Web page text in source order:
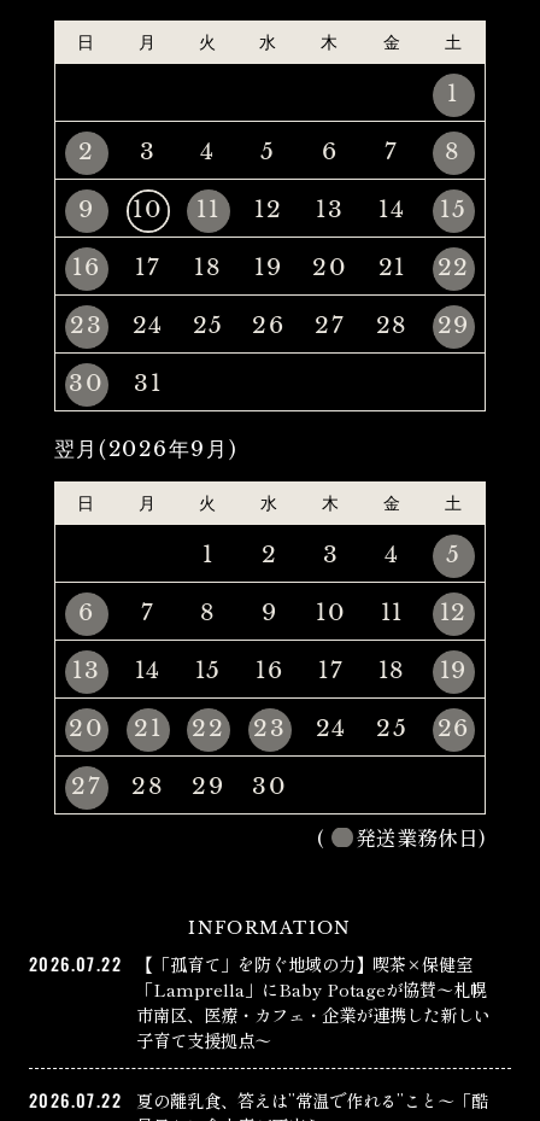
日 月 火 水 木 金 土
1
2
3 4 5 6 7
8
9
10 11 12 13 14
15
16
17 18 19 20 21
22
23
24 25 26 27 28
29
30
31
翌月(2026年9月)
日 月 火 水 木 金 土
1 2 3 4
5
6
7 8 9 10 11
12
13
14 15 16 17 18
19
20
21 22 23 24 25
26
27
28 29
30
(
発送業務休日)
INFORMATION
2026.07.22
【「孤育て」を防ぐ地域の力】喫茶×保健室
「Lamprella」にBaby Potageが協賛〜札幌
市南区、医療・カフェ・企業が連携した新しい
子育て支援拠点〜
2026.07.22
夏の離乳食、答えは”常温で作れる”こと〜「酷